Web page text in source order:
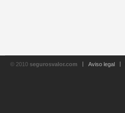
© 2010 segurosvalor.com Aviso legal